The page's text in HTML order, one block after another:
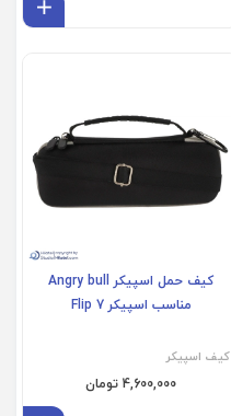
کیف حمل اسپیکر Angry bull
مناسب اسپیکر Flip 7
کیف اسپیکر
4,600,000 تومان